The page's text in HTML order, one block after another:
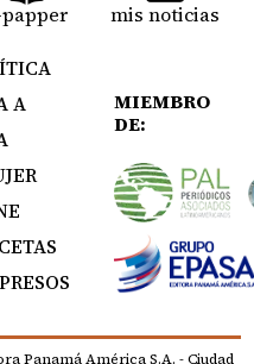
mis noticias
A
MIEMBRO
DE:
Panamá América S.A. - Ciudad